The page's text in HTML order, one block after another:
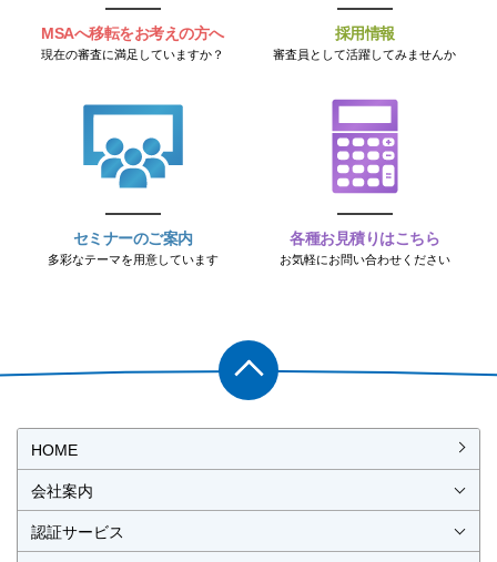
MSAへ移転をお考えの方へ
現在の審査に満足していますか？
採用情報
審査員として活躍してみませんか
セミナーのご案内
多彩なテーマを用意しています
各種お見積りはこちら
お気軽にお問い合わせください
HOME
会社案内
認証サービス